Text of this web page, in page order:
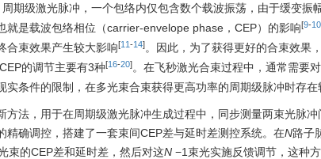
周期级激光脉冲，一个包络内仅包含数个载波振荡，由于缓变振
是载波包络相位（carrier-envelope phase，CEP）的影响[9-10
合束效果产生较大影响[11-14]。因此，为了获得更好的合束效果
的调节主要有3种[16-20]。在飞秒激光合束过程中，通常需要
条件的限制，在多光束合束获得更高功率的周期级脉冲时存在
法，用于在周期级激光脉冲生成过程中，同步测量两束光脉冲
确调控，搭建了一套束间CEP差与延时差测控系统。在N路子
束的CEP差和延时差，然后对这N −1束光实施反馈调节，这种